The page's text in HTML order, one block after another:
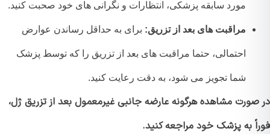
مورد سابقه پزشکی، انتظارات و نگرانی های خود صحبت کنید.
مراقبت های بعد از تزریق:برای به حداقل رساندن عوارض
احتمالی، حتما مراقبت های بعد از تزریق را که توسط پزشک
شما تجویز می شود، به دقت رعایت کنید.
مشاهده هرگونه عارضه جانبی غیرمعمول بعد از تزریق ژل،
به پزشک خود مراجعه کنید.